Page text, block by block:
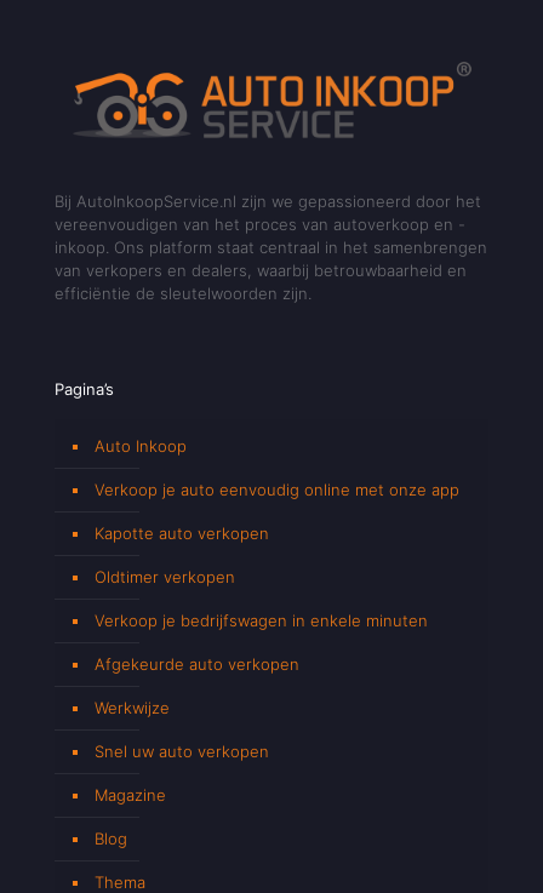
Bij AutoInkoopService.nl zijn we gepassioneerd door het
vereenvoudigen van het proces van autoverkoop en -
inkoop. Ons platform staat centraal in het samenbrengen
van verkopers en dealers, waarbij betrouwbaarheid en
efficiëntie de sleutelwoorden zijn.
Pagina’s
Auto Inkoop
Verkoop je auto eenvoudig online met onze app
Kapotte auto verkopen
Oldtimer verkopen
Verkoop je bedrijfswagen in enkele minuten
Afgekeurde auto verkopen
Werkwijze
Snel uw auto verkopen
Magazine
Blog
Thema